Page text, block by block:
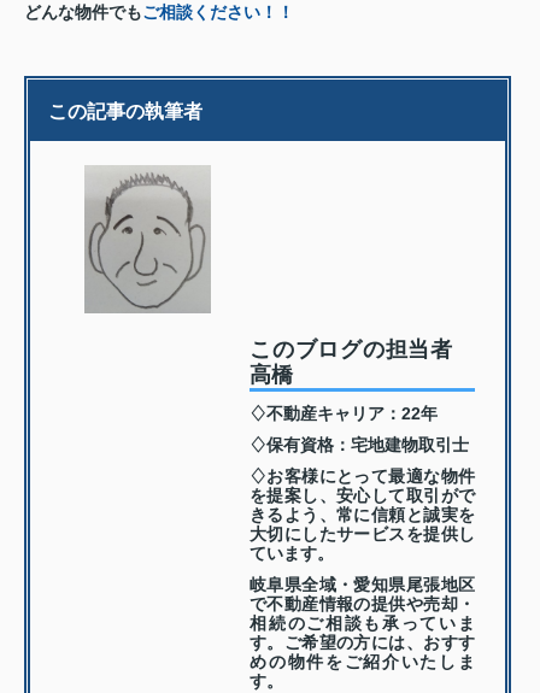
どんな物件でもご相談ください！！
この記事の執筆者
このブログの担当者
高橋
♢不動産キャリア：22年
♢保有資格：宅地建物取引士
♢お客様にとって最適な物件
を提案し、安心して取引がで
きるよう、常に信頼と誠実を
大切にしたサービスを提供し
ています。
岐阜県全域・愛知県尾張地区
で不動産情報の提供や売却・
相続のご相談も承っていま
す。ご希望の方には、おすす
めの物件をご紹介いたしま
す。